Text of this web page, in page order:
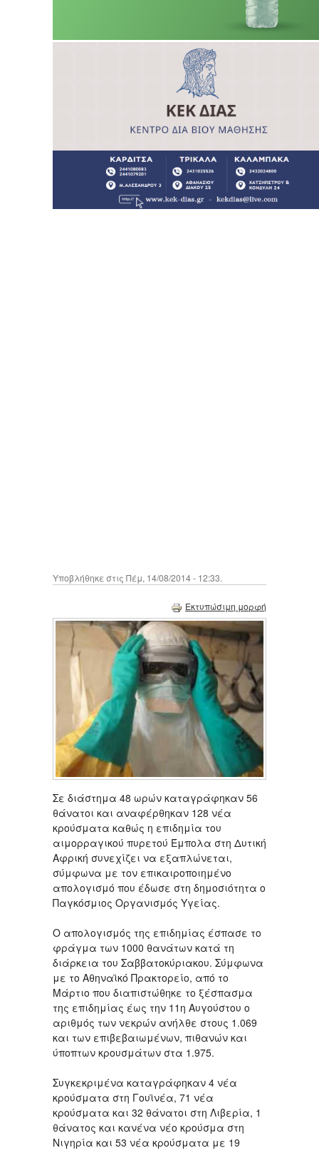
Υποβλήθηκε στις Πέμ, 14/08/2014 - 12:33.
Εκτυπώσιμη μορφή
Σε διάστημα 48 ωρών καταγράφηκαν 56
θάνατοι και αναφέρθηκαν 128 νέα
κρούσματα καθώς η επιδημία του
αιμορραγικού πυρετού Έμπολα στη Δυτική
Αφρική συνεχίζει να εξαπλώνεται,
σύμφωνα με τον επικαιροποιημένο
απολογισμό που έδωσε στη δημοσιότητα ο
Παγκόσμιος Οργανισμός Υγείας.
Ο απολογισμός της επιδημίας έσπασε το
φράγμα των 1000 θανάτων κατά τη
διάρκεια του Σαββατοκύριακου. Σύμφωνα
με το Αθηναϊκό Πρακτορείο, από το
Μάρτιο που διαπιστώθηκε το ξέσπασμα
της επιδημίας έως την 11η Αυγούστου ο
αριθμός των νεκρών ανήλθε στους 1.069
και των επιβεβαιωμένων, πιθανών και
ύποπτων κρουσμάτων στα 1.975.
Συγκεκριμένα καταγράφηκαν 4 νέα
κρούσματα στη Γουϊνέα, 71 νέα
κρούσματα και 32 θάνατοι στη Λιβερία, 1
θάνατος και κανένα νέο κρούσμα στη
Νιγηρία και 53 νέα κρούσματα με 19